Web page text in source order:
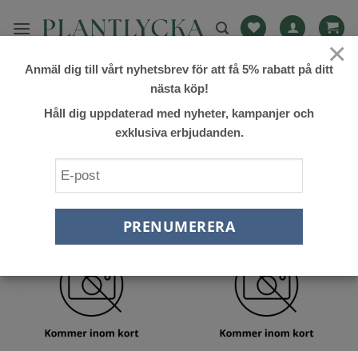
PRODUKTER MÄRKTA ”FLÄDER”
FILTRERA
Lägg till
Lägg till
×
Anmäl dig till vårt nyhetsbrev för att få 5% rabatt på ditt
nästa köp!
Håll dig uppdaterad med nyheter, kampanjer och
exklusiva erbjudanden.